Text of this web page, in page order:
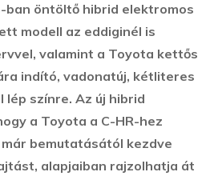
ban öntöltő hibrid elektromos
modell az eddiginél is
valamint a Toyota kettős
indító, vadonatúj, kétliteres
lép színre. Az új hibrid
a Toyota a C-HR-hez
bemutatásától kezdve
alapjaiban rajzolhatja át